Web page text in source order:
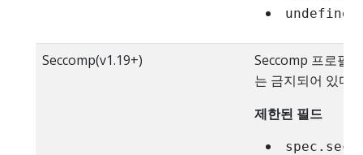
Seccomp(v1.19+)
Seccomp 프로필
는 금지되어 있다.
제한된 필드